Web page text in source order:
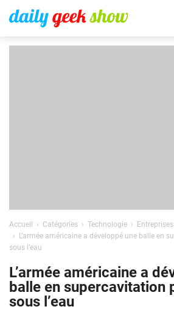
Accueil Catégories Technologie
L’armée américaine a développé une balle en
sous l’eau
L’armée américaine a
balle en supercavitation
sous l’eau